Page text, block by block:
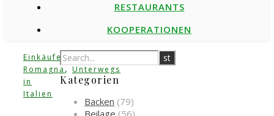
RESTAURANTS
KOOPERATIONEN
Einkäufe ,Emilia-
Romagna , Unterwegs
in
Italien
Kategorien
Backen (79)